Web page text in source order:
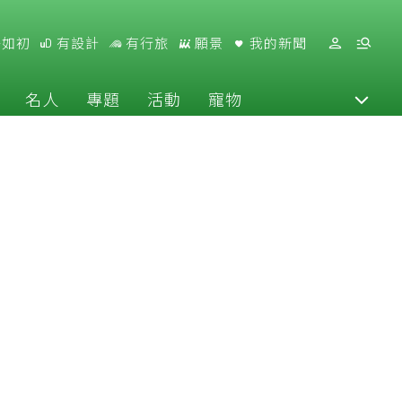
初 有設計 有行旅 願景 我的新聞
名人 專題 活動 寵物